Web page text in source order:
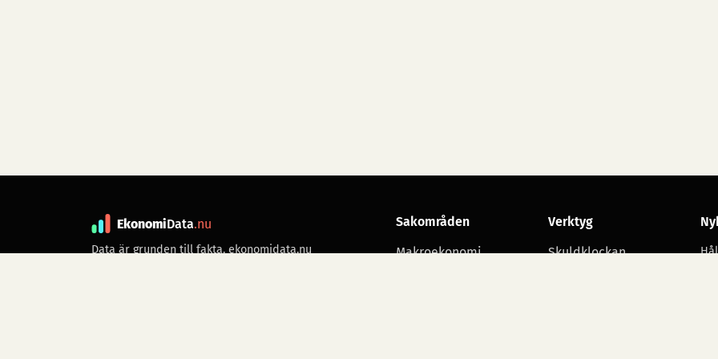
EkonomiData.nu
Data är grunden till fakta. ekonomidata.nu
Sakområden
Makroekonomi
Verktyg
Skuldklockan